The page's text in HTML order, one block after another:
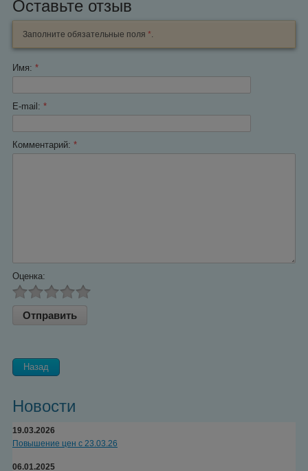
Новости
19.03.2026
Повышение цен с 23.03.26
06.01.2025
Оставьте отзыв
Заполните обязательные поля *
Имя: *
E-mail: *
Комментарий: *
Оценка:
Назад